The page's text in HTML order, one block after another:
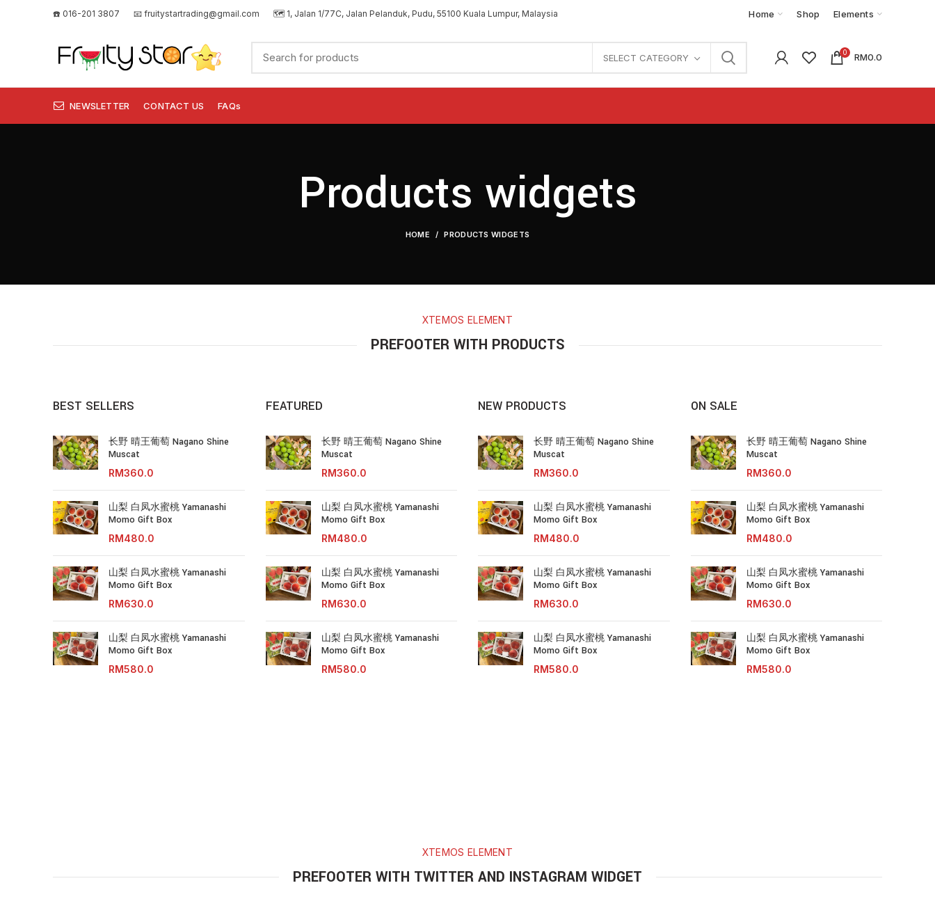
☎️ 016-201 3807 📧 fruitystartrading@gmail.com 🗺️ 1, Jalan 1/77C, Jalan Pelanduk, Pudu, 55100 Kuala Lumpur, Malaysia Home Shop Elements
SELECT CATEGORY 0 RM0.0
NEWSLETTER CONTACT US FAQs
Products widgets
HOME PRODUCTS WIDGETS
XTEMOS ELEMENT
PREFOOTER WITH PRODUCTS
BEST SELLERS
长野 晴王葡萄 Nagano Shine
Muscat
RM
山梨 白凤水蜜桃 Yamanashi
Momo Gift Box
RM
山梨 白凤水蜜桃 Yamanashi
Momo Gift Box
RM
山梨 白凤水蜜桃 Yamanashi
Momo Gift Box
RM
FEATURED
长野 晴王葡萄 Nagano Shine
Muscat
RM
山梨 白凤水蜜桃 Yamanashi
Momo Gift Box
RM
山梨 白凤水蜜桃 Yamanashi
Momo Gift Box
RM
山梨 白凤水蜜桃 Yamanashi
Momo Gift Box
RM
NEW PRODUCTS
长野 晴王葡萄 Nagano Shine
Muscat
RM
山梨 白凤水蜜桃 Yamanashi
Momo Gift Box
RM
山梨 白凤水蜜桃 Yamanashi
Momo Gift Box
RM
山梨 白凤水蜜桃 Yamanashi
Momo Gift Box
RM
ON SALE
长野 晴王葡萄 Nagano Shine
Muscat
RM
山梨 白凤水蜜桃 Yamanashi
Momo Gift Box
RM
山梨 白凤水蜜桃 Yamanashi
Momo Gift Box
RM
山梨 白凤水蜜桃 Yamanashi
Momo Gift Box
RM
XTEMOS ELEMENT
PREFOOTER WITH TWITTER AND INSTAGRAM WIDGET